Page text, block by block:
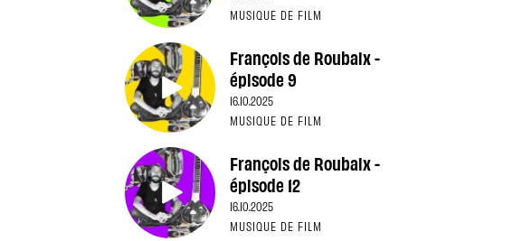
MUSIQUE DE FILM
François de Roubaix -
épisode 9
16.10.2025
MUSIQUE DE FILM
François de Roubaix -
épisode 12
16.10.2025
MUSIQUE DE FILM